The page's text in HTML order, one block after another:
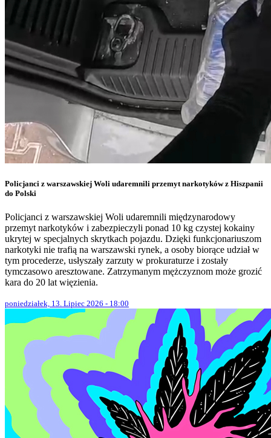
Policjanci z warszawskiej Woli udaremnili przemyt narkotyków z Hiszpanii
do Polski
Policjanci z warszawskiej Woli udaremnili międzynarodowy
przemyt narkotyków i zabezpieczyli ponad 10 kg czystej kokainy
ukrytej w specjalnych skrytkach pojazdu. Dzięki funkcjonariuszom
narkotyki nie trafią na warszawski rynek, a osoby biorące udział w
tym procederze, usłyszały zarzuty w prokuraturze i zostały
tymczasowo aresztowane. Zatrzymanym mężczyznom może grozić
kara do 20 lat więzienia.
poniedziałek, 13. Lipiec 2026 - 18:00